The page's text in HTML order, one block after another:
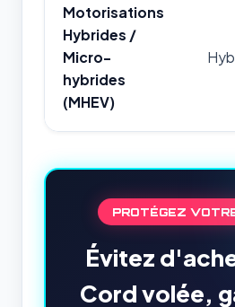
Motorisations
Hybrides /
Micro-
hybrides
(MHEV)
PROTÉGEZ
Évitez
Cord volée,